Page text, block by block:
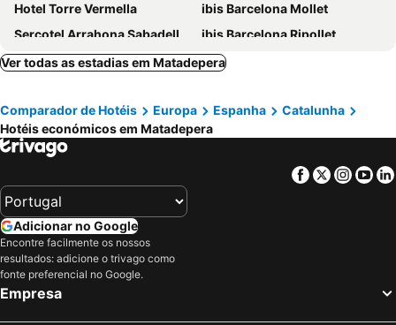
Hotel Torre Vermella
ibis Barcelona Mollet
Sercotel Arrahona Sabadell
ibis Barcelona Ripollet
Sercotel Ciutat de Montcada
B&B HOTEL Barcelona Sant Cugat
B&B HOTEL Barcelona Rubí
Exe Parc del Vallés
As Porta De Barcelona
Holiday Inn Express & Suites BARCELONA - SABADELL by IHG
Eurostars Don Cándido
Catalonia Gran Hotel Verdi
Hotel Sant Pere II
B&B HOTEL Barcelona Mollet
Hotel Urpi
El Sant Cugat
Qgat Restaurant, Events & Hotel
Ver todas as estadias em Matadepera
Comparador de Hotéis Europa Espanha
Catalunha
Hotéis económicos em Matadepera
Facebook
Twitter
Adicionar no Google
Encontre facilmente os nossos
resultados: adicione o trivago como
fonte preferencial no Google.
Empresa